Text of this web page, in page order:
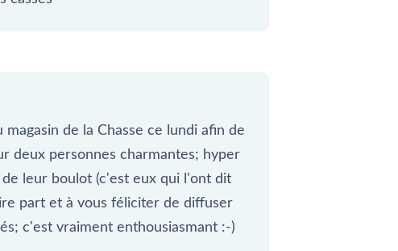
de la Chasse ce lundi afin de
deux personnes charmantes; hyper
leur boulot (c'est eux qui l'ont dit
part et à vous féliciter de diffuser
c'est vraiment enthousiasmant :-)